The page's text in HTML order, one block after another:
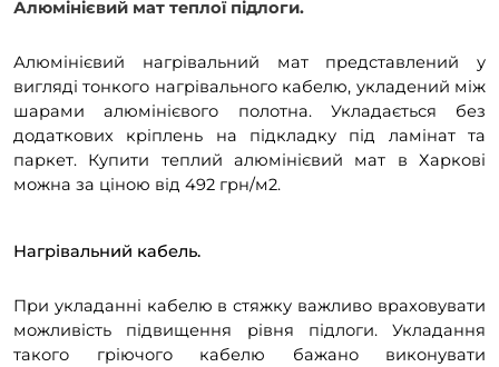
Алюмінієвий мат теплої підлоги.
Алюмінієвий нагрівальний мат представлений у
вигляді тонкого нагрівального кабелю, укладений між
шарами алюмінієвого полотна. Укладається без
додаткових кріплень на підкладку під ламінат та
паркет. Купити теплий алюмінієвий мат в Харкові
можна за ціною від 492 грн/м2.
Нагрівальний кабель.
При укладанні кабелю в стяжку важливо враховувати
можливість підвищення рівня підлоги. Укладання
такого гріючого кабелю бажано виконувати